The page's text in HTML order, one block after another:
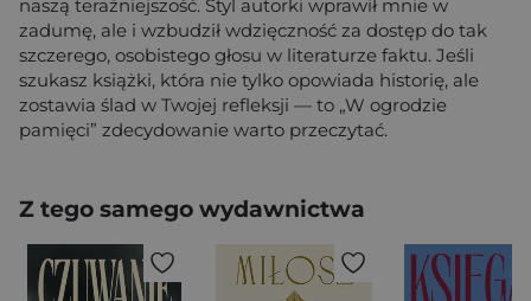
naszą teraźniejszość. Styl autorki wprawił mnie w
zadumę, ale i wzbudził wdzięczność za dostęp do tak
szczerego, osobistego głosu w literaturze faktu. Jeśli
szukasz książki, która nie tylko opowiada historię, ale
zostawia ślad w Twojej refleksji — to „W ogrodzie
pamięci” zdecydowanie warto przeczytać.
Z tego samego wydawnictwa